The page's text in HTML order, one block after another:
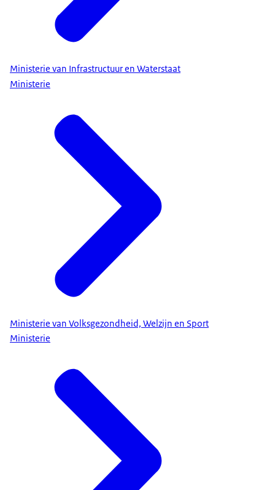
Ministerie van Infrastructuur en Waterstaat
Ministerie
Ministerie van Volksgezondheid, Welzijn en Sport
Ministerie